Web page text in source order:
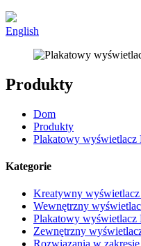
English
Produkty
Dom
Produkty
Plakatowy wyświetlacz
Kategorie
Kreatywny
Wewnętrzny
Plakatowy wyświetlacz
Zewnętrzny